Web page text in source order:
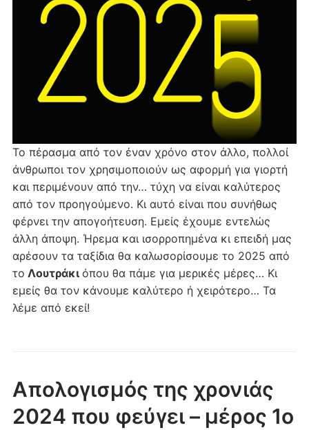
Το πέρασμα από τον έναν χρόνο στον άλλο, πολλοί
άνθρωποι τον χρησιμοποιούν ως αφορμή για γιορτή
και περιμένουν από την… τύχη να είναι καλύτερος
από τον προηγούμενο. Κι αυτό είναι που συνήθως
φέρνει την απογοήτευση. Εμείς έχουμε εντελώς
άλλη άποψη. Ήρεμα και ισορροπημένα κι επειδή μας
αρέσουν τα ταξίδια θα καλωσορίσουμε το 2025 από
το Λουτράκι όπου θα πάμε για μερικές μέρες… Κι
εμείς θα τον κάνουμε καλύτερο ή χειρότερο… Τα
λέμε από εκεί!
Απολογισμός της χρονιάς
2024 που φεύγει – μέρος 1ο